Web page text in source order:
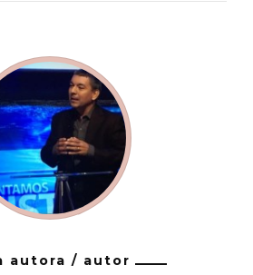
autora / autor